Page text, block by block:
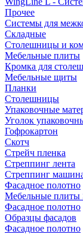
Прочее
Системы для
Складные
Столешницы и
Мебельные плиты
Кромка для
Мебельные щиты
Планки
Столешницы
Упаковочные
Уголок
Гофрокартон
Скотч
Стрейч пленка
Стреппинг лента
Стреппинг
Фасадное полотно
Мебельные плиты
Фасадное полотно
Образцы фасадов
Фасадное полотно